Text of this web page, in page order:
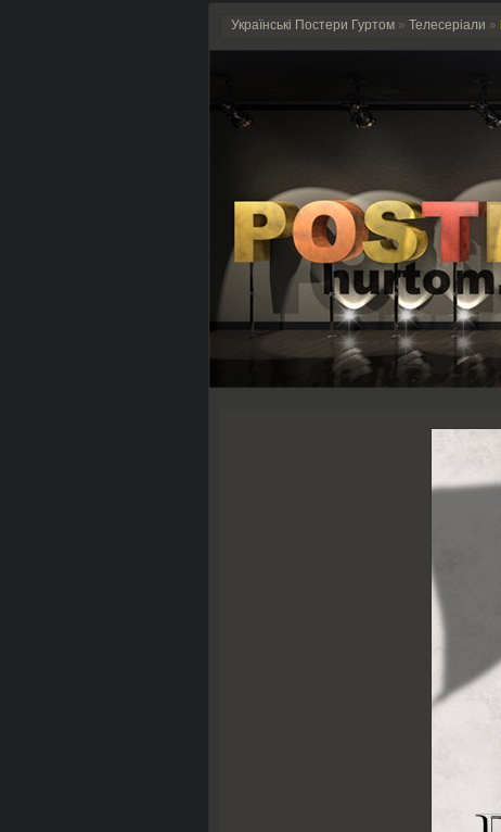
Українські Постери Гуртом » Телесеріали »